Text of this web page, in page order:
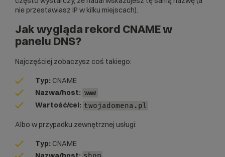
nie przestawiasz IP w kilku miejscach).
Jak wygląda rekord CNAME w
panelu DNS?
Najczęściej zobaczysz coś takiego:
Typ: CNAME
Nazwa/host: www
Wartość/cel: twojadomena.pl
Albo w przypadku zewnętrznej usługi:
Typ: CNAME